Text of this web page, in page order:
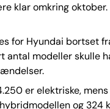
klar omkring oktober.
for Hyundai bortset
antal modeller skulle
er elektriske,
og 324